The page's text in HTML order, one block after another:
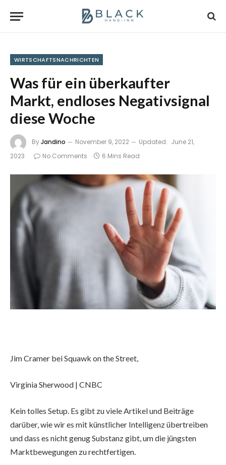
WIRTSCHAFTSNACHRICHTEN
Was für ein überkaufter
Markt, endloses Negativsignal
diese Woche
ByJandino November 9, 2022 Updated: June 21,
2023
No Comments 6 Mins Read
Jim Cramer bei Squawk on the Street,
Virginia Sherwood | CNBC
Kein tolles Setup. Es gibt zu viele Artikel und Beiträge
darüber, wie wir es mit künstlicher Intelligenz übertreiben
und dass es nicht genug Substanz gibt, um die jüngsten
Marktbewegungen zu rechtfertigen.